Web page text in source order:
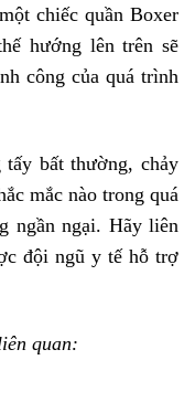
chiếc quần Boxer
hướng lên trên sẽ
công của quá trình
tấy bất thường, chảy
mắc nào trong quá
ngần ngại. Hãy liên
đội ngũ y tế hỗ trợ
quan: